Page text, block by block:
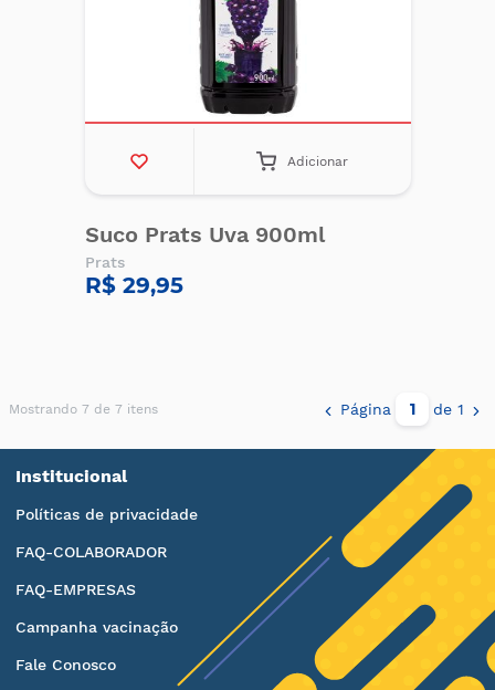
Adicionar
Suco Prats Uva 900ml
Prats
R$ 29,95
Mostrando 7 de 7 itens Página de 1
Institucional
Políticas de privacidade
FAQ-COLABORADOR
FAQ-EMPRESAS
Campanha vacinação
Fale Conosco